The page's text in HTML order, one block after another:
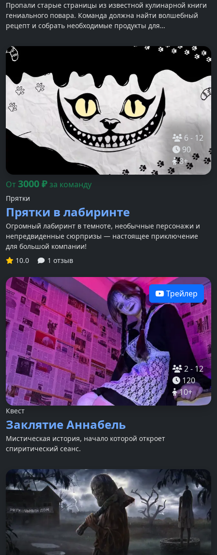
Пропали старые страницы из известной кулинарной книги
гениального повара. Команда должна найти волшебный
рецепт и собрать необходимые продукты для
6- 12
90
8+
От3000₽за команду
Прятки
Прятки в лабиринте
Огромный лабиринт в темноте, необычные персонажи и
непредвиденные сюрпризы — настоящее приключение
для большой компании!
10.0
1 отзыв
2- 12
120
10+
Трейлер
Квест
Заклятие Аннабель
Мистическая история, начало которой откроет
спиритический сеанс.